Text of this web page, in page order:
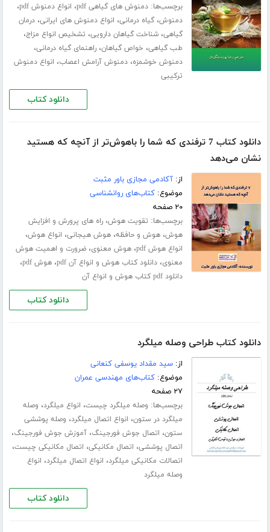
برچسب‌ها:دمنوش های گیاهی pdf ، انواع دمنوش pdf ،
دمنوش،گیاه درمانی، انواع دمنوش های ایرانی،درمان
گیاهی،شناخت گیاهان دارویی، تشخیص انواع مزاج،
طب گیاهی، خواص گیاهان،راهنمای گیاه درمانی،
دمنوش خوشمزه،دمنوش آرامش اعصاب، انواع دمنوش
ترکیبی
دانلود کتاب
دانلود کتاب 7 ترفندی که شما را باهوش‌‌تر از آنچه که هستید
نشان می‌دهد
از:آکادمی مجازی باور مثبت
موضوع:کتاب‌های روانشناسی
۲۰ صفحه
برچسب‌ها: تقویت هوش،راه های پرورش و افزایش
هوش،هوش و حافظه،هوش هیجانی، انواع هوش،
انواع هوش pdf ،هوش معنوی،ضرورت و اهمیت هوش
معنوی،دانلود کتاب هوش و انواع آن pdf ،هوش pdf ،
دانلود pdf کتاب هوش و انواع آن
دانلود کتاب
دانلود کتاب طراحی وصله میلگرد
از:سید مقداد یوسفی کنعانی
موضوع:کتاب‌های مهندسی عمران
۲۷ صفحه
برچسب‌ها: وصله میلگرد چیست، انواع میلگرد، وصله
میلگرد در ستون، انواع اتصال میلگرد، وصله پوششی
ستون، اتصال جوش فورجینگ،آموزش جوش فورجینگ،
اتصال پوششی، اتصال مکانیکی، اتصال مکانیکی چیست،
اتصالات مکانیکی میلگرد، انواع اتصال میلگرد، انواع
وصله میلگرد
دانلود کتاب